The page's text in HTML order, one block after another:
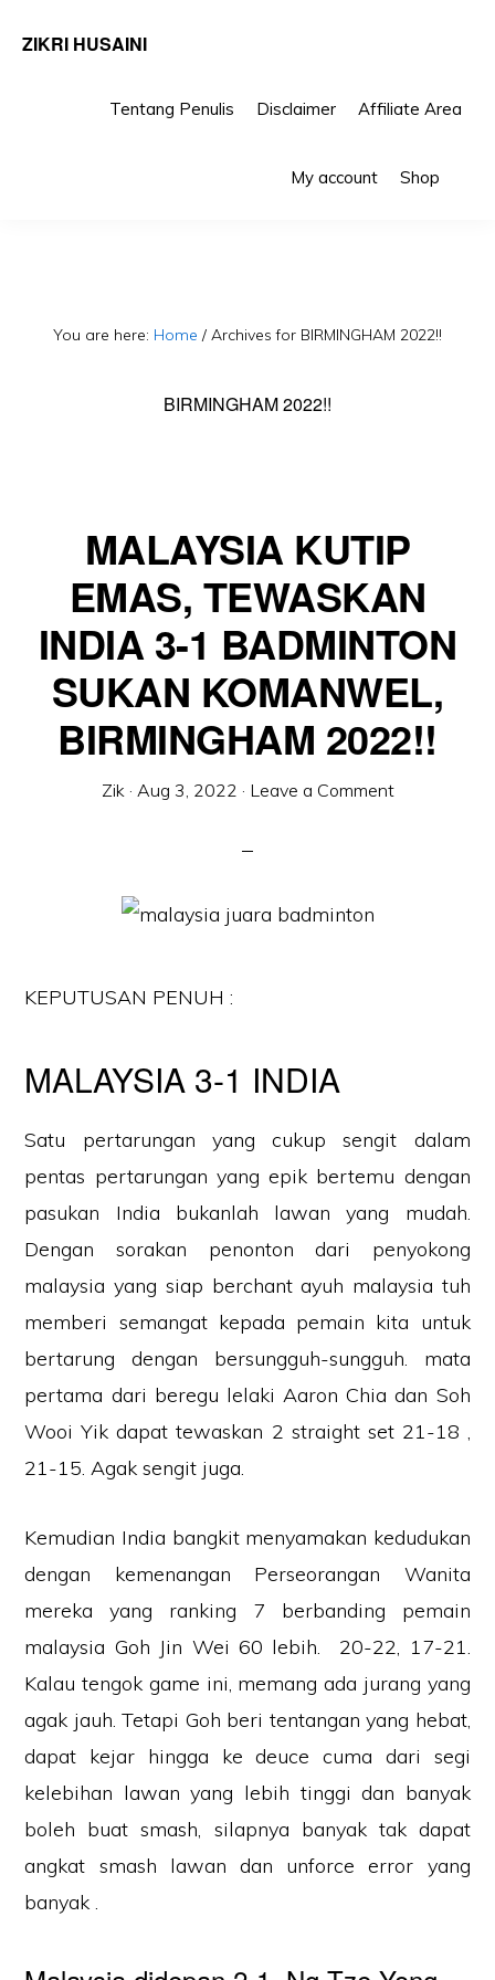
ZIKRI HUSAINI
Tentang Penulis Disclaimer Affiliate Area
My account Shop
You are here: Home / Archives for BIRMINGHAM 2022!!
BIRMINGHAM 2022!!
MALAYSIA KUTIP
EMAS, TEWASKAN
INDIA 3-1 BADMINTON
SUKAN KOMANWEL,
BIRMINGHAM 2022!!
Zik· Aug 3, 2022 · Leave a Comment
KEPUTUSAN PENUH :
MALAYSIA 3-1 INDIA
Satu pertarungan yang cukup sengit dalam
pentas pertarungan yang epik bertemu dengan
pasukan India bukanlah lawan yang mudah.
Dengan sorakan penonton dari penyokong
malaysia yang siap berchant ayuh malaysia tuh
memberi semangat kepada pemain kita untuk
bertarung dengan bersungguh-sungguh. mata
pertama dari beregu lelaki Aaron Chia dan Soh
Wooi Yik dapat tewaskan 2 straight set 21-18 ,
21-15. Agak sengit juga.
Kemudian India bangkit menyamakan kedudukan
dengan kemenangan Perseorangan Wanita
mereka yang ranking 7 berbanding pemain
malaysia Goh Jin Wei 60 lebih. 20-22, 17-21.
Kalau tengok game ini, memang ada jurang yang
agak jauh. Tetapi Goh beri tentangan yang hebat,
dapat kejar hingga ke deuce cuma dari segi
kelebihan lawan yang lebih tinggi dan banyak
boleh buat smash, silapnya banyak tak dapat
angkat smash lawan dan unforce error yang
banyak .